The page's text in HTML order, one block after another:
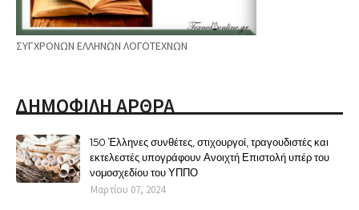
ΣΥΓΧΡΟΝΩΝ ΕΛΛΗΝΩΝ ΛΟΓΟΤΕΧΝΩΝ
ΔΗΜΟΦΙΛΗ ΑΡΘΡΑ
150 Έλληνες συνθέτες, στιχουργοί, τραγουδιστές και
εκτελεστές υπογράφουν Ανοιχτή Επιστολή υπέρ του
νομοσχεδίου του ΥΠΠΟ
Μαρτίου 07, 2024